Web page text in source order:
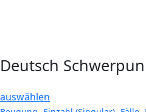
Deutsch
auswählen